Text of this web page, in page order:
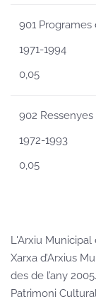
901 Programes
1971-1994
0,05
902
1972-1993
0,05
L'Arxiu Municipal
Xarxa d’Arxius
des de l’any
Patrimoni